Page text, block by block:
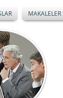
MAKALELER